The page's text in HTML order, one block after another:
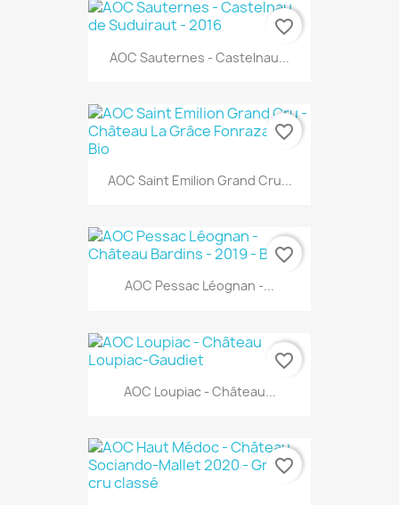
AOC Sauternes - Castelnau...
favorite_border
AOC Saint Emilion Grand Cru...
favorite_border
AOC Pessac Léognan -...
favorite_border
AOC Loupiac - Château...
favorite_border
favorite_border